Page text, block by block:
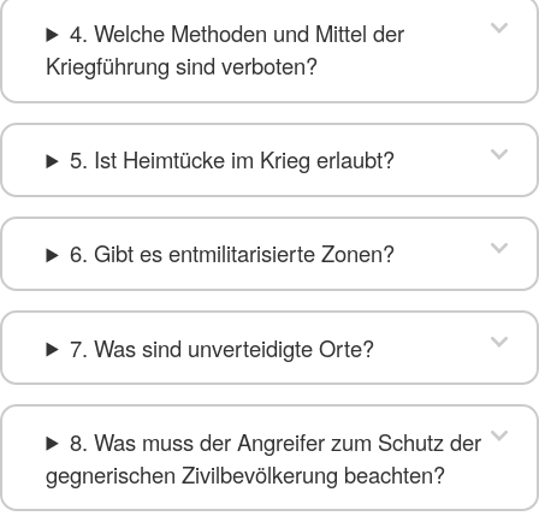
4. Welche Methoden und Mittel der
Kriegführung sind verboten?
5. Ist Heimtücke im Krieg erlaubt?
6. Gibt es entmilitarisierte Zonen?
7. Was sind unverteidigte Orte?
8. Was muss der Angreifer zum Schutz der
gegnerischen Zivilbevölkerung beachten?